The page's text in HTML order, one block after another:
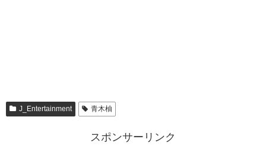
J_Entertainment 青木柚
スポンサーリンク